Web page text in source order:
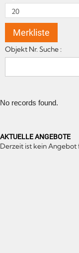
Merkliste
Objekt Nr. Suche :
No records found.
AKTUELLE ANGEBOTE
Derzeit ist kein